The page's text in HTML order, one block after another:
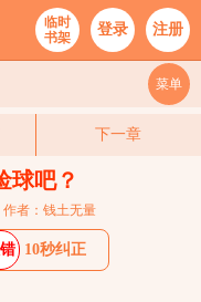
临时
书架
登录 注册
菜单
下一章
球吧？
作者：钱土无量
10秒纠正